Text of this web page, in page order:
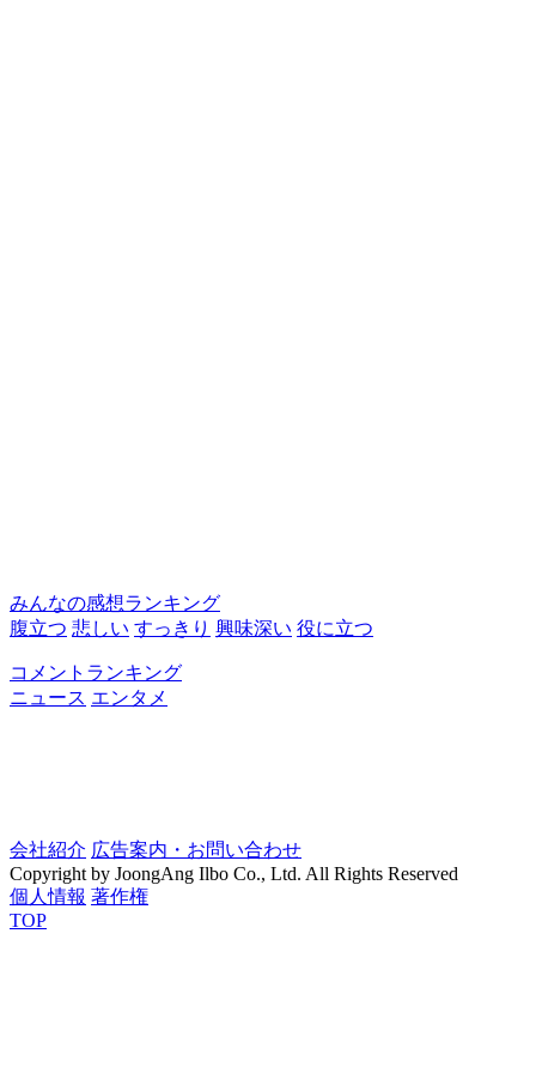
みんなの感想ランキング
腹立つ 悲しい すっきり 興味深い 役に立つ
コメントランキング
ニュース エンタメ
会社紹介 広告案内・お問い合わせ
Copyright by JoongAng Ilbo Co., Ltd. All Rights Reserved
個人情報 著作権
TOP